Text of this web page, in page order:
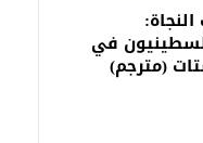
في
(مترجم)